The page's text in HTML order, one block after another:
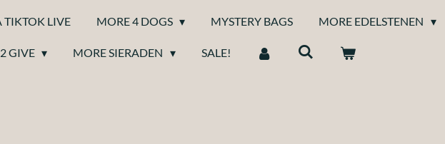
LIVE MORE 4 DOGS MYSTERY BAGS MORE EDELSTENEN
GIVE MORE SIERADEN SALE!